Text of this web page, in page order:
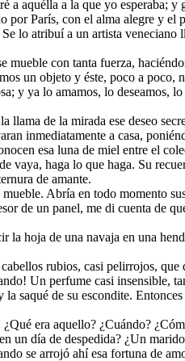
a aquélla a la que yo esperaba;
por París, con el alma alegre y
lo atribuí a un artista veneciano
mueble con tanta fuerza,
un objeto y éste, poco a poco,
y ya lo amamos, lo deseamos,
llama de la mirada ese deseo
inmediatamente a casa,
esa luna de miel entre el
vaya, haga lo que haga. Su
de amante.
Abría en todo momento
de un panel, me di cuenta de
la hoja de una navaja en una
rubios, casi pelirrojos,
Un perfume casi insensible,
saqué de su escondite.
era aquello? ¿Cuándo?
un día de despedida? ¿Un
se arrojó ahí esa fortuna de